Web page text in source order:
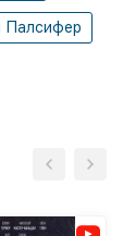
Палсифер